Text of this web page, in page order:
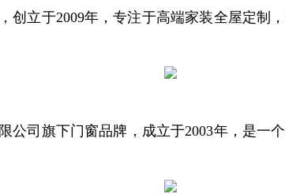
创立于2009年，专注于高端家装全屋定制
公司旗下门窗品牌，成立于2003年，是一